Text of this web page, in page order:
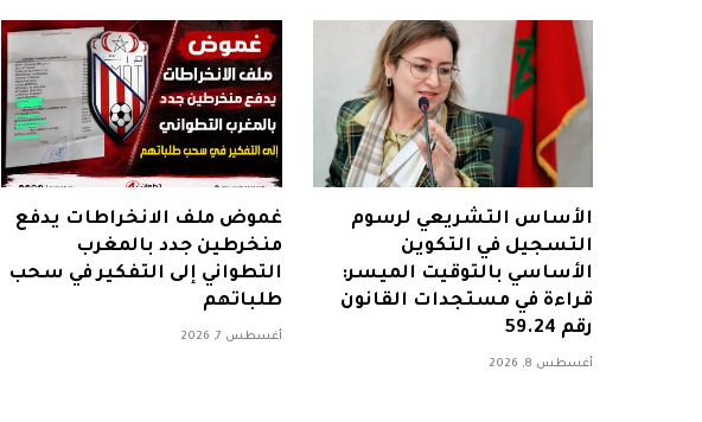
الأساس التشريعي لرسوم
التسجيل في التكوين
الأساسي بالتوقيت الميسر:
قراءة في مستجدات القانون
رقم 59.24
أغسطس 8, 2026
غموض ملف الانخراطات يدفع
منخرطين جدد بالمغرب
التطواني إلى التفكير في سحب
طلباتهم
أغسطس 7, 2026